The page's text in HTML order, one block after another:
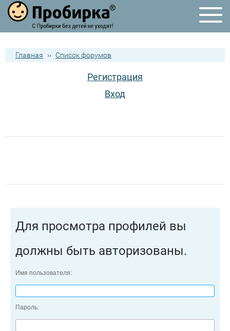
Главная ›› Список форумов
Регистрация
Вход
Для просмотра профилей вы
должны быть авторизованы.
Имя пользователя:
Пароль: